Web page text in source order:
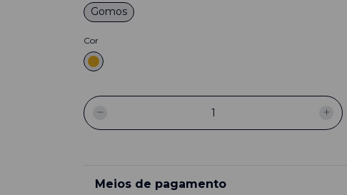
Gomos
Cor
Meios de pagamento